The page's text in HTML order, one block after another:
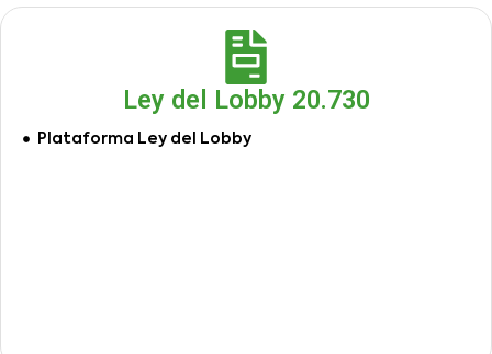
Ley del Lobby 20.730
Plataforma Ley del Lobby